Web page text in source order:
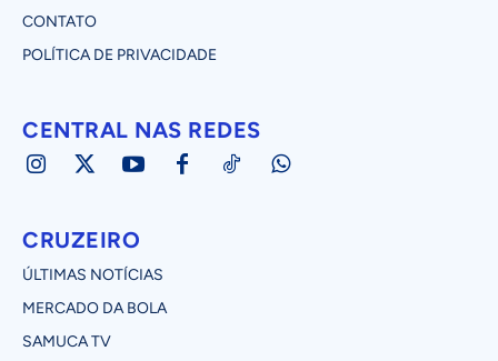
CONTATO
POLÍTICA DE PRIVACIDADE
CENTRAL NAS REDES
CRUZEIRO
ÚLTIMAS NOTÍCIAS
MERCADO DA BOLA
SAMUCA TV